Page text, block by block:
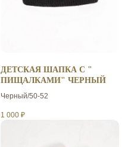
ДЕТСКАЯ ШАПКА С "
ПИЩАЛКАМИ" ЧЕРНЫЙ
Черный/50-52
1 000 ₽